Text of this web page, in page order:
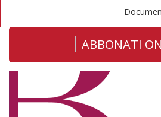
ABBONATI